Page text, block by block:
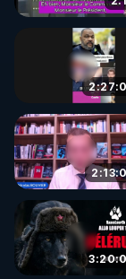
code :
▶ 30 jours
de bien-être
Rendez-vous
le code :